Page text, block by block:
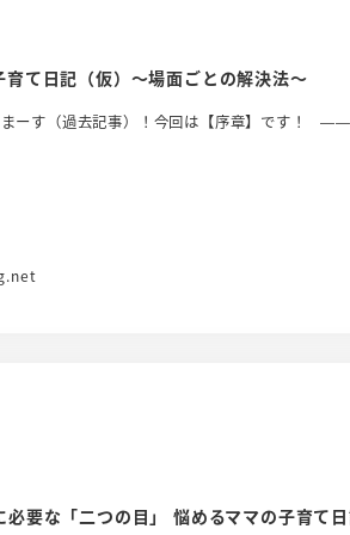
育て日記（仮）～場面ごとの解決法～
まーす（過去記事）！今回は【序章】です！
必要な「二つの目」 悩めるママの子育て